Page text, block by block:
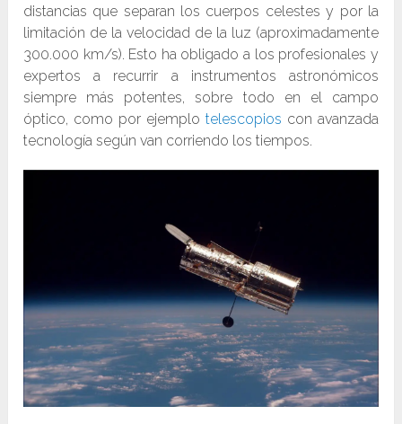
distancias que separan los cuerpos celestes y por la
limitación de la velocidad de la luz (aproximadamente
300.000 km/s). Esto ha obligado a los profesionales y
expertos a recurrir a instrumentos astronómicos
siempre más potentes, sobre todo en el campo
óptico, como por ejemplo telescopios con avanzada
tecnología según van corriendo los tiempos.